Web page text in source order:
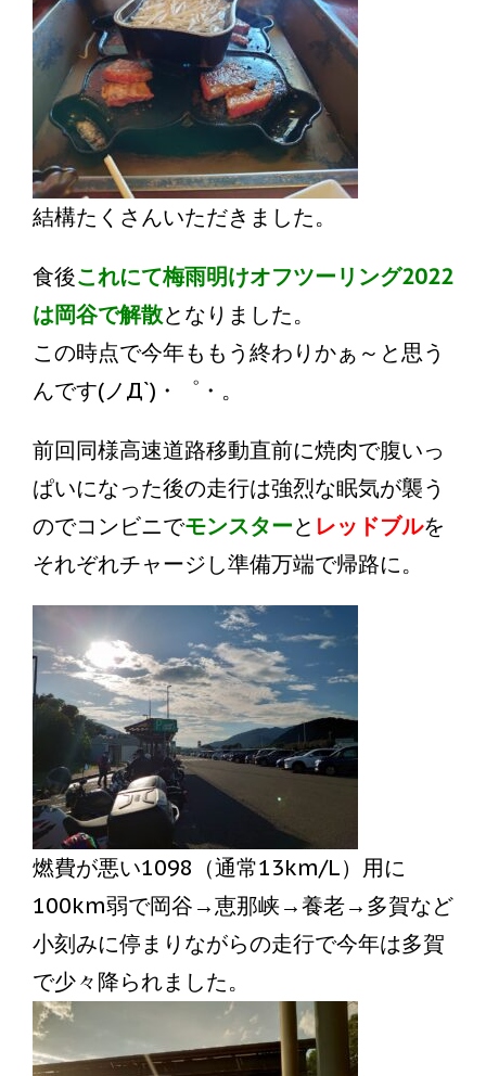
結構たくさんいただきました。
食後これにて梅雨明けオフツーリング2022
は岡谷で解散となりました。
この時点で今年ももう終わりかぁ～と思う
んです(ノД`)・゜・。
前回同様高速道路移動直前に焼肉で腹いっ
ぱいになった後の走行は強烈な眠気が襲う
のでコンビニでモンスターと レッドブルを
それぞれチャージし準備万端で帰路に。
燃費が悪い1098（通常13km/L）用に
100km弱で岡谷→恵那峡→養老→多賀など
小刻みに停まりながらの走行で今年は多賀
で少々降られました。